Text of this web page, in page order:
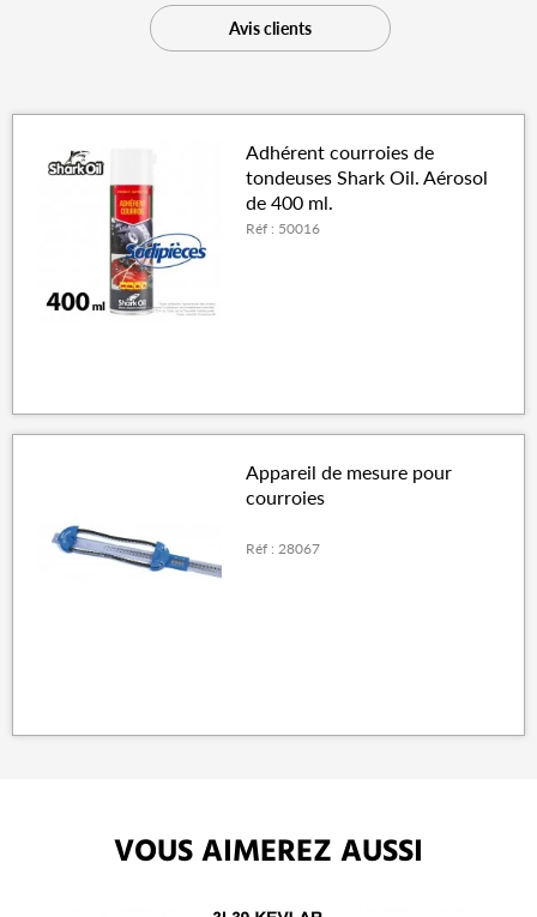
Avis clients
Adhérent courroies de
tondeuses Shark Oil. Aérosol
de 400 ml.
Réf : 50016
Appareil de mesure pour
courroies
Réf : 28067
VOUS AIMEREZ AUSSI